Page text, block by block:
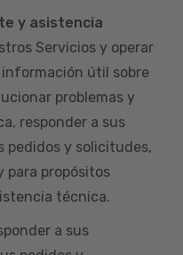
y asistencia
Servicios y operar
útil sobre
problemas y
responder a sus
pedidos y solicitudes,
para propósitos
técnica.
a sus